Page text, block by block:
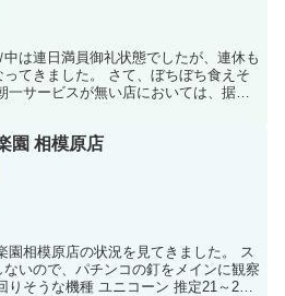
は連日満員御礼状態でしたが、連休も
てきました。 さて、ぼちぼち食えそ
サービスが無い店においては、据え
園 相模原店
園相模原店の状況を見てきました。 ス
いので、パチンコの釘をメインに観察
そうな機種 ユニコーン 推定21～22